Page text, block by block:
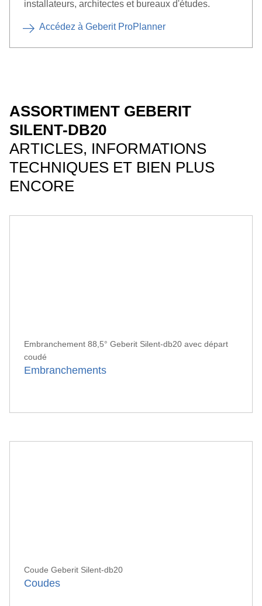
installateurs, architectes et bureaux d'études.
Accédez à Geberit ProPlanner
ASSORTIMENT GEBERIT
SILENT-DB20
ARTICLES, INFORMATIONS
TECHNIQUES ET BIEN PLUS
ENCORE
Embranchement 88,5° Geberit Silent-db20 avec départ
coudé
Embranchements
Coude Geberit Silent-db20
Coudes